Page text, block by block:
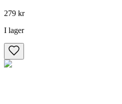
279 kr
I lager